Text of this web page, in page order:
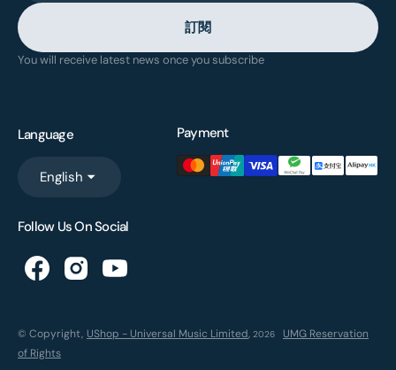
訂閱
You will receive latest news once you subscribe
Language
English
Payment
Follow Us On Social
© Copyright, UShop - Universal Music Limited, 2026
UMG Reservation
of Rights